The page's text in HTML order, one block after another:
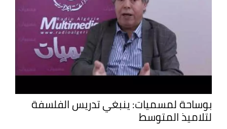
بوساحة لمسميات: ينبغي تدريس الفلسفة
لتلاميذ المتوسط